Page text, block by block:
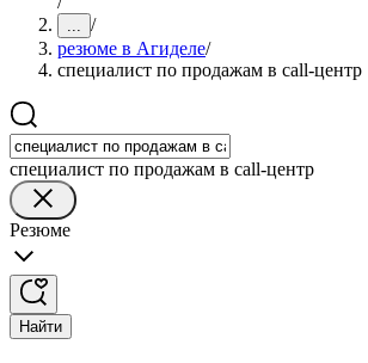
... /
резюме в Агиделе/
специалист по продажам в call-центр
специалист по продажам в call-центр
Резюме
Найти